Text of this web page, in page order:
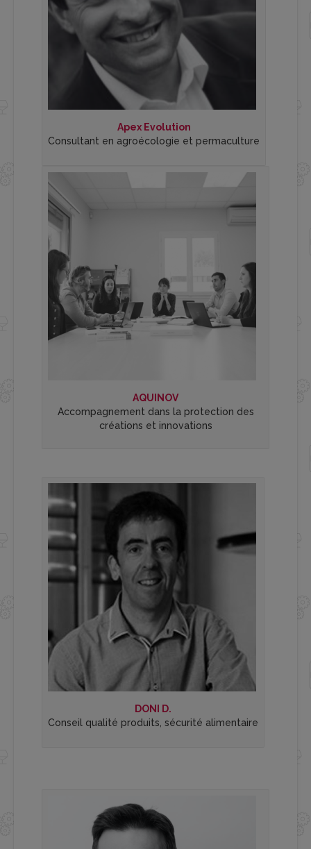
Apex Evolution
Consultant en agroécologie et permaculture
AQUINOV
Accompagnement dans la protection des
créations et innovations
DONI D.
Conseil qualité produits, sécurité alimentaire